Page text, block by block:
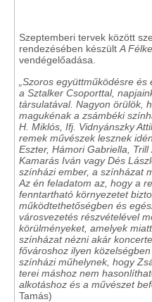
Szeptemberi tervek között
rendezésében készült A
vendégelőadása.
„Szoros együttműködésre
a Sztalker Csoporttal,
társulatával. Nagyon örülök,
magukénak a zsámbéki
H. Miklós, Ifj. Vidnyánszky
remek művészek lesznek
Eszter, Hámori Gabriella, Trill
Kamarás Iván vagy Dés
színházi ember, a színházat
Az én feladatom az, hogy a
fenntartható környezetet
működtethetőségben és
városvezetés részvételével
körülményeket, amelyek
színházat nézni akár
fővároshoz ilyen
színházi műhelynek, hogy
terei máshoz nem
alkotáshoz és a művészet
Tamás)